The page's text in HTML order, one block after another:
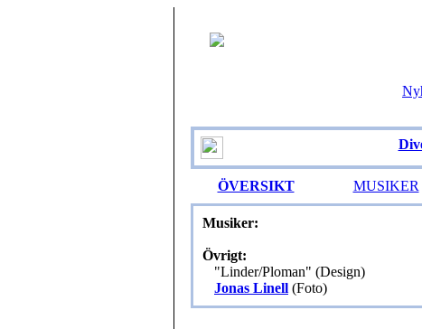
ÖVERSIKT MUSIKER
Musiker:
Övrigt:
"Linder/Ploman" (Design)
Jonas Linell (Foto)